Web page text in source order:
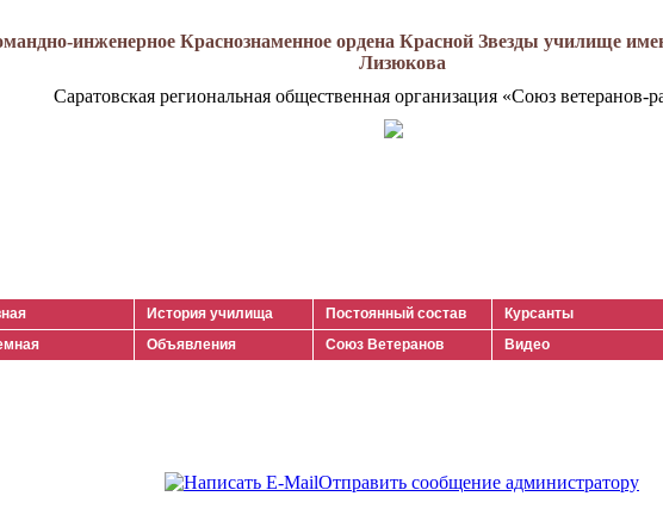
инженерное Краснознаменное ордена Красной Звезды училище
Лизюкова
Саратовская региональная общественная организация «Союз ветеранов-
История училища Постоянный состав Курсанты
Объявления Союз Ветеранов Видео
Отправить сообщение администратору